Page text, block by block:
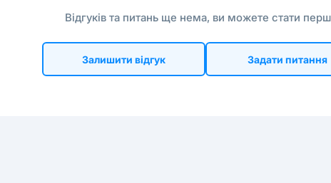
Відгуків та питань ще нема, ви можете стати
Залишити відгук Задати питання